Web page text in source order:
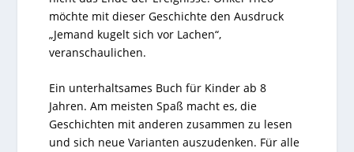
möchte mit dieser Geschichte den Ausdruck
„Jemand kugelt sich vor Lachen“,
veranschaulichen.
Ein unterhaltsames Buch für Kinder ab 8
Jahren. Am meisten Spaß macht es, die
Geschichten mit anderen zusammen zu lesen
und sich neue Varianten auszudenken. Für alle